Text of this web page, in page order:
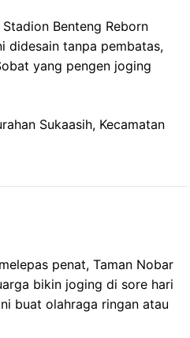
Benteng Reborn
didesain tanpa pembatas,
yang pengen joging
Sukaasih, Kecamatan
penat, Taman Nobar
bikin joging di sore hari
buat olahraga ringan atau